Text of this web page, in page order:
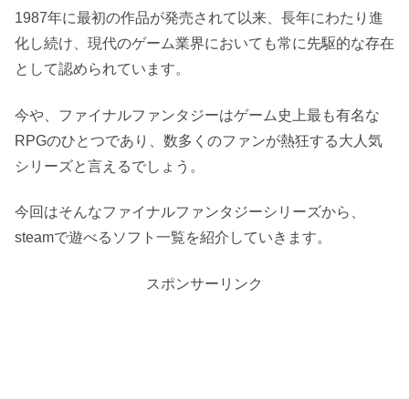
1987年に最初の作品が発売されて以来、長年にわたり進
化し続け、現代のゲーム業界においても常に先駆的な存在
として認められています。
今や、ファイナルファンタジーはゲーム史上最も有名な
RPGのひとつであり、数多くのファンが熱狂する大人気
シリーズと言えるでしょう。
今回はそんなファイナルファンタジーシリーズから、
steamで遊べるソフト一覧を紹介していきます。
スポンサーリンク